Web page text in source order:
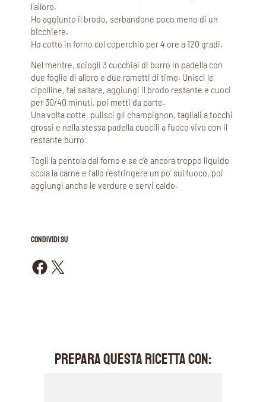
l’alloro.
Ho aggiunto il brodo, serbandone poco meno di un
bicchiere.
Ho cotto in forno col coperchio per 4 ore a 120 gradi.
Nel mentre, sciogli 3 cucchiai di burro in padella con
due foglie di alloro e due rametti di timo. Unisci le
cipolline, fai saltare, aggiungi il brodo restante e cuoci
per 30/40 minuti, poi metti da parte.
Una volta cotte, pulisci gli champignon, tagliali a tocchi
grossi e nella stessa padella cuocili a fuoco vivo con il
restante burro
Togli la pentola dal forno e se c’è ancora troppo liquido
scola la carne e fallo restringere un po’ sul fuoco, poi
aggiungi anche le verdure e servi caldo.
CONDIVIDI SU
Condividi su Facebook Condividi su X
PREPARA QUESTA RICETTA CON: